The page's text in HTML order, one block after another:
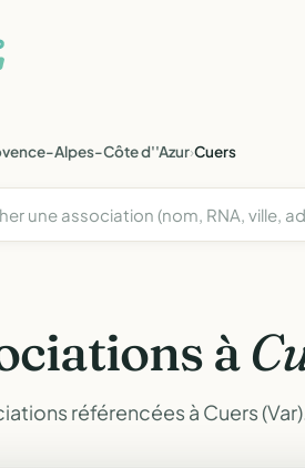
Alpes-Côte d''Azur›Cuers
à
référencées à Cuers